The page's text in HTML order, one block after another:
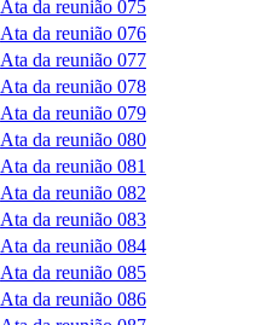
Ata da reunião 075
Ata da reunião 076
Ata da reunião 077
Ata da reunião 078
Ata da reunião 079
Ata da reunião 080
Ata da reunião 081
Ata da reunião 082
Ata da reunião 083
Ata da reunião 084
Ata da reunião 085
Ata da reunião 086